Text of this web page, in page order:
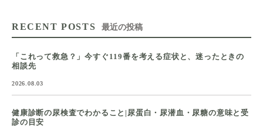
RECENT POSTS 最近の投稿
「これって救急？」今すぐ119番を考える症状と、迷ったときの
相談先
2026.08.03
健康診断の尿検査でわかること|尿蛋白・尿潜血・尿糖の意味と受
診の目安